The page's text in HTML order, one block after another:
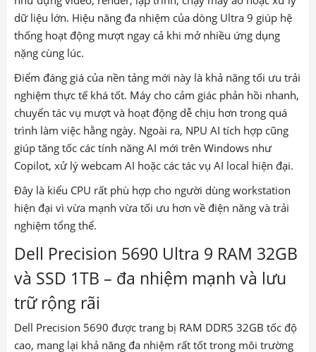
dữ liệu lớn. Hiệu năng đa nhiệm của dòng Ultra 9 giúp hệ
thống hoạt động mượt ngay cả khi mở nhiều ứng dụng
nặng cùng lúc.
Điểm đáng giá của nền tảng mới này là khả năng tối ưu trải
nghiệm thực tế khá tốt. Máy cho cảm giác phản hồi nhanh,
chuyển tác vụ mượt và hoạt động dễ chịu hơn trong quá
trình làm việc hằng ngày. Ngoài ra, NPU AI tích hợp cũng
giúp tăng tốc các tính năng AI mới trên Windows như
Copilot, xử lý webcam AI hoặc các tác vụ AI local hiện đại.
Đây là kiểu CPU rất phù hợp cho người dùng workstation
hiện đại vì vừa mạnh vừa tối ưu hơn về điện năng và trải
nghiệm tổng thể.
Dell Precision 5690 Ultra 9 RAM 32GB
và SSD 1TB – đa nhiệm mạnh và lưu
trữ rộng rãi
Dell Precision 5690 được trang bị RAM DDR5 32GB tốc độ
cao, mang lại khả năng đa nhiệm rất tốt trong môi trường